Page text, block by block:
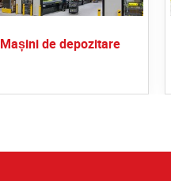
Mașini de depozitare